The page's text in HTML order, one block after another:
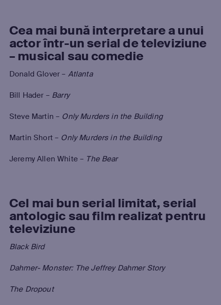
Cea mai bună interpretare a unui
actor într-un serial de televiziune
– musical sau comedie
Donald Glover – Atlanta
Bill Hader – Barry
Steve Martin – Only Murders in the Building
Martin Short – Only Murders in the Building
Jeremy Allen White – The Bear
Cel mai bun serial limitat, serial
antologic sau film realizat pentru
televiziune
Black Bird
Dahmer- Monster: The Jeffrey Dahmer Story
The Dropout